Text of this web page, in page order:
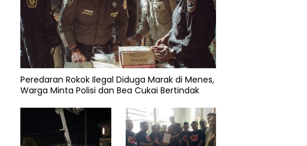
Peredaran Rokok Ilegal Diduga Marak di Menes,
Warga Minta Polisi dan Bea Cukai Bertindak